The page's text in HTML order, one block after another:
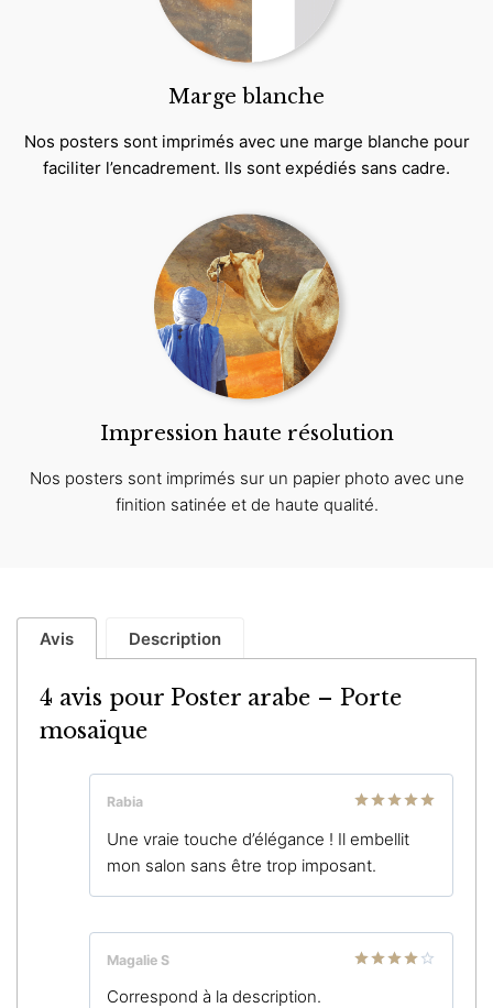
Marge blanche
Nos posters sont imprimés avec une marge blanche pour
faciliter l’encadrement. Ils sont expédiés sans cadre.
Impression haute résolution
Nos posters sont imprimés sur un papier photo avec une
finition satinée et de haute qualité.
Avis Description
4 avis pour Poster arabe – Porte
mosaïque
5
Rabia
Une vraie touche d’élégance ! Il embellit
mon salon sans être trop imposant.
Magalie S
Correspond à la description.